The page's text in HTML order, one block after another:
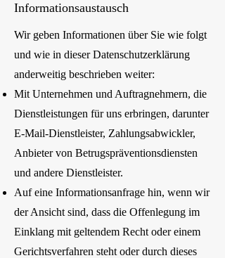
Informationsaustausch
Wir geben Informationen über Sie wie folgt
und wie in dieser Datenschutzerklärung
anderweitig beschrieben weiter:
Mit Unternehmen und Auftragnehmern, die
Dienstleistungen für uns erbringen, darunter
E-Mail-Dienstleister, Zahlungsabwickler,
Anbieter von Betrugspräventionsdiensten
und andere Dienstleister.
Auf eine Informationsanfrage hin, wenn wir
der Ansicht sind, dass die Offenlegung im
Einklang mit geltendem Recht oder einem
Gerichtsverfahren steht oder durch dieses